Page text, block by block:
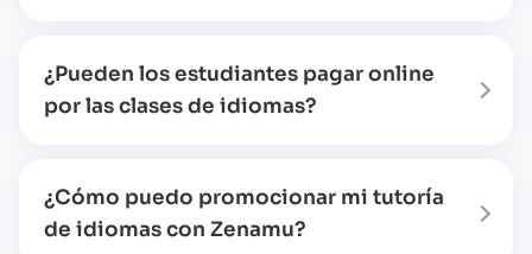
¿Pueden los estudiantes pagar online
por las clases de idiomas?
¿Cómo puedo promocionar mi tutoría
de idiomas con Zenamu?